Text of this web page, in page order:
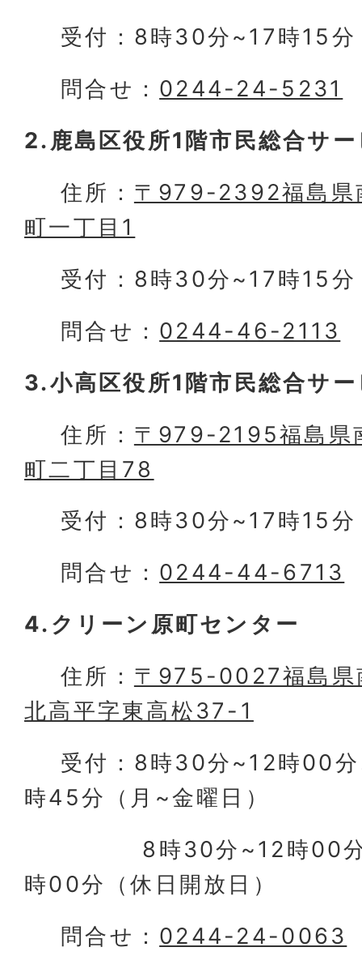
受付：8時30分~17時15分
問合せ： 0244-24-5231
2.鹿島区役所1階市民総合サ
住所： 〒979-2392福島県
町一丁目1
受付：8時30分~17時15分
問合せ： 0244-46-2113
3.小高区役所1階市民総合サ
住所： 〒979-2195福島県
町二丁目78
受付：8時30分~17時15分
問合せ： 0244-44-6713
4.クリーン原町センター
住所： 〒975-0027福島県
北高平字東高松37-1
受付：8時30分~12時00分
時45分（月~金曜日）
8時30分~12時00分
時00分（休日開放日）
問合せ： 0244-24-0063